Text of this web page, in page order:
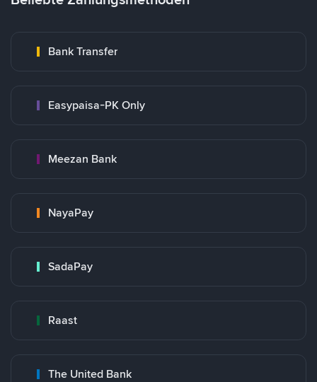
Bank Transfer
Easypaisa-PK Only
Meezan Bank
NayaPay
SadaPay
Raast
The United Bank